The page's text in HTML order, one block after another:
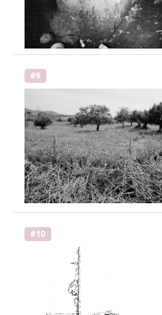
#9
#10